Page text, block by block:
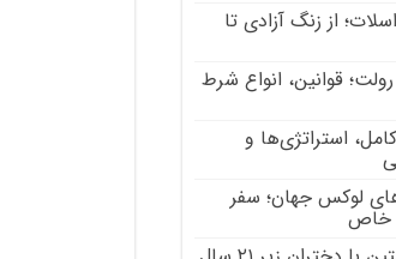
از زنگ آزادی تا
قوانین، انواع شرط
استراتژی‌ها و
لوکس جهان؛ سفر
خاص